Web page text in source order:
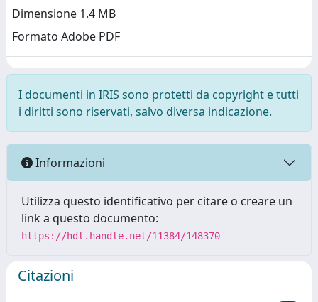
Dimensione 1.4 MB
Formato Adobe PDF
I documenti in IRIS sono protetti da copyright e tutti
i diritti sono riservati, salvo diversa indicazione.
Informazioni
Utilizza questo identificativo per citare o creare un
link a questo documento:
https://hdl.handle.net/11384/148370
Citazioni